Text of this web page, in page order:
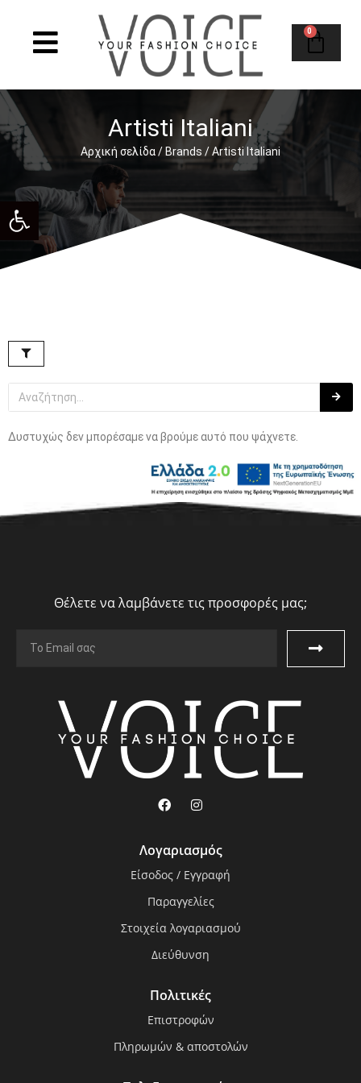
0
Artisti Italiani
Αρχική σελίδα/ Brands / Artisti Italiani
Δυστυχώς δεν μπορέσαμε να βρούμε αυτό που ψάχνετε.
Θέλετε να λαμβάνετε τις προσφορές μας;
Λογαριασμός
Είσοδος / Εγγραφή
Παραγγελίες
Στοιχεία λογαριασμού
Διεύθυνση
Πολιτικές
Επιστροφών
Πληρωμών & αποστολών
Ανοίξτε τη γραμμή εργαλείων